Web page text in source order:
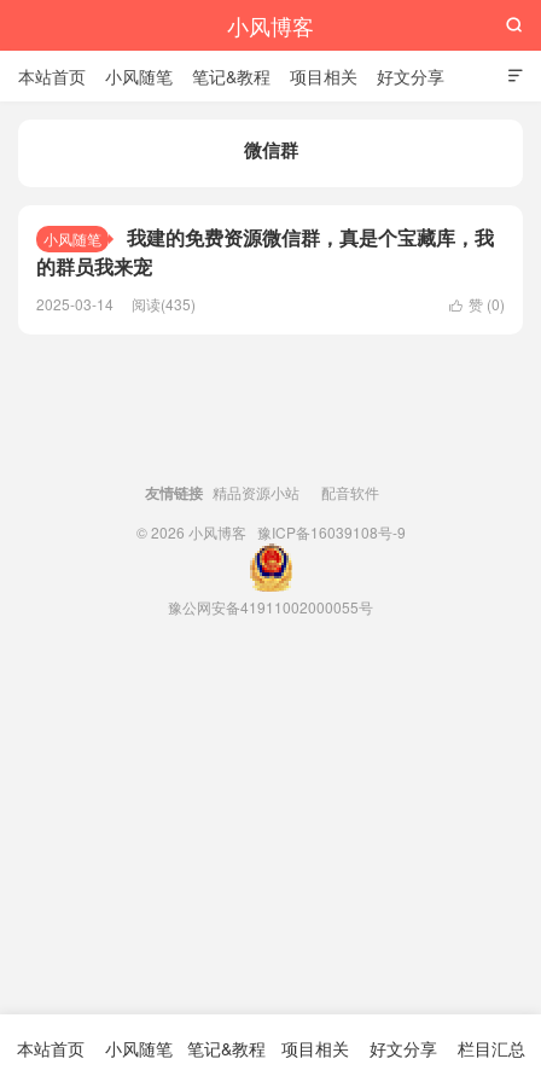
小风博客

本站首页 小风随笔 笔记&教程 项目相关 好文分享

微信群
小风随笔
我建的免费资源微信群，真是个宝藏库，我
的群员我来宠
 赞 (0)
2025-03-14 阅读(435)
友情链接 精品资源小站
配音软件
© 2026 小风博客 豫ICP备16039108号-9
豫公网安备41911002000055号
本站首页 小风随笔 笔记&教程 项目相关 好文分享 栏目汇总